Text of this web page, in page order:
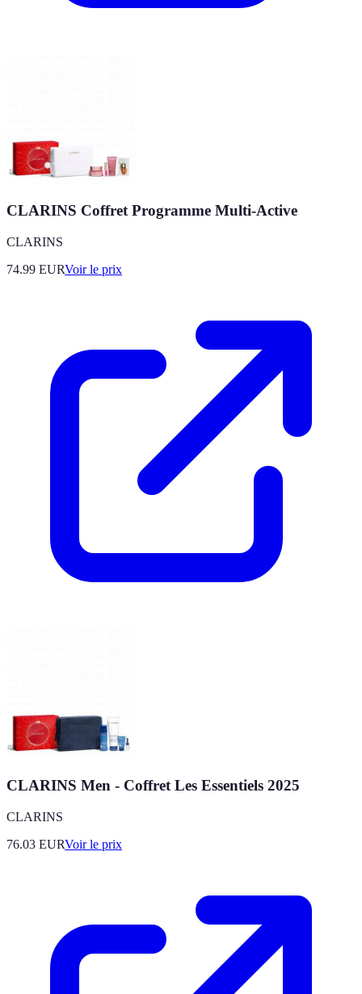
CLARINS Coffret Programme Multi-Active
CLARINS
74.99 EURVoir le prix
CLARINS Men - Coffret Les Essentiels 2025
CLARINS
76.03 EURVoir le prix